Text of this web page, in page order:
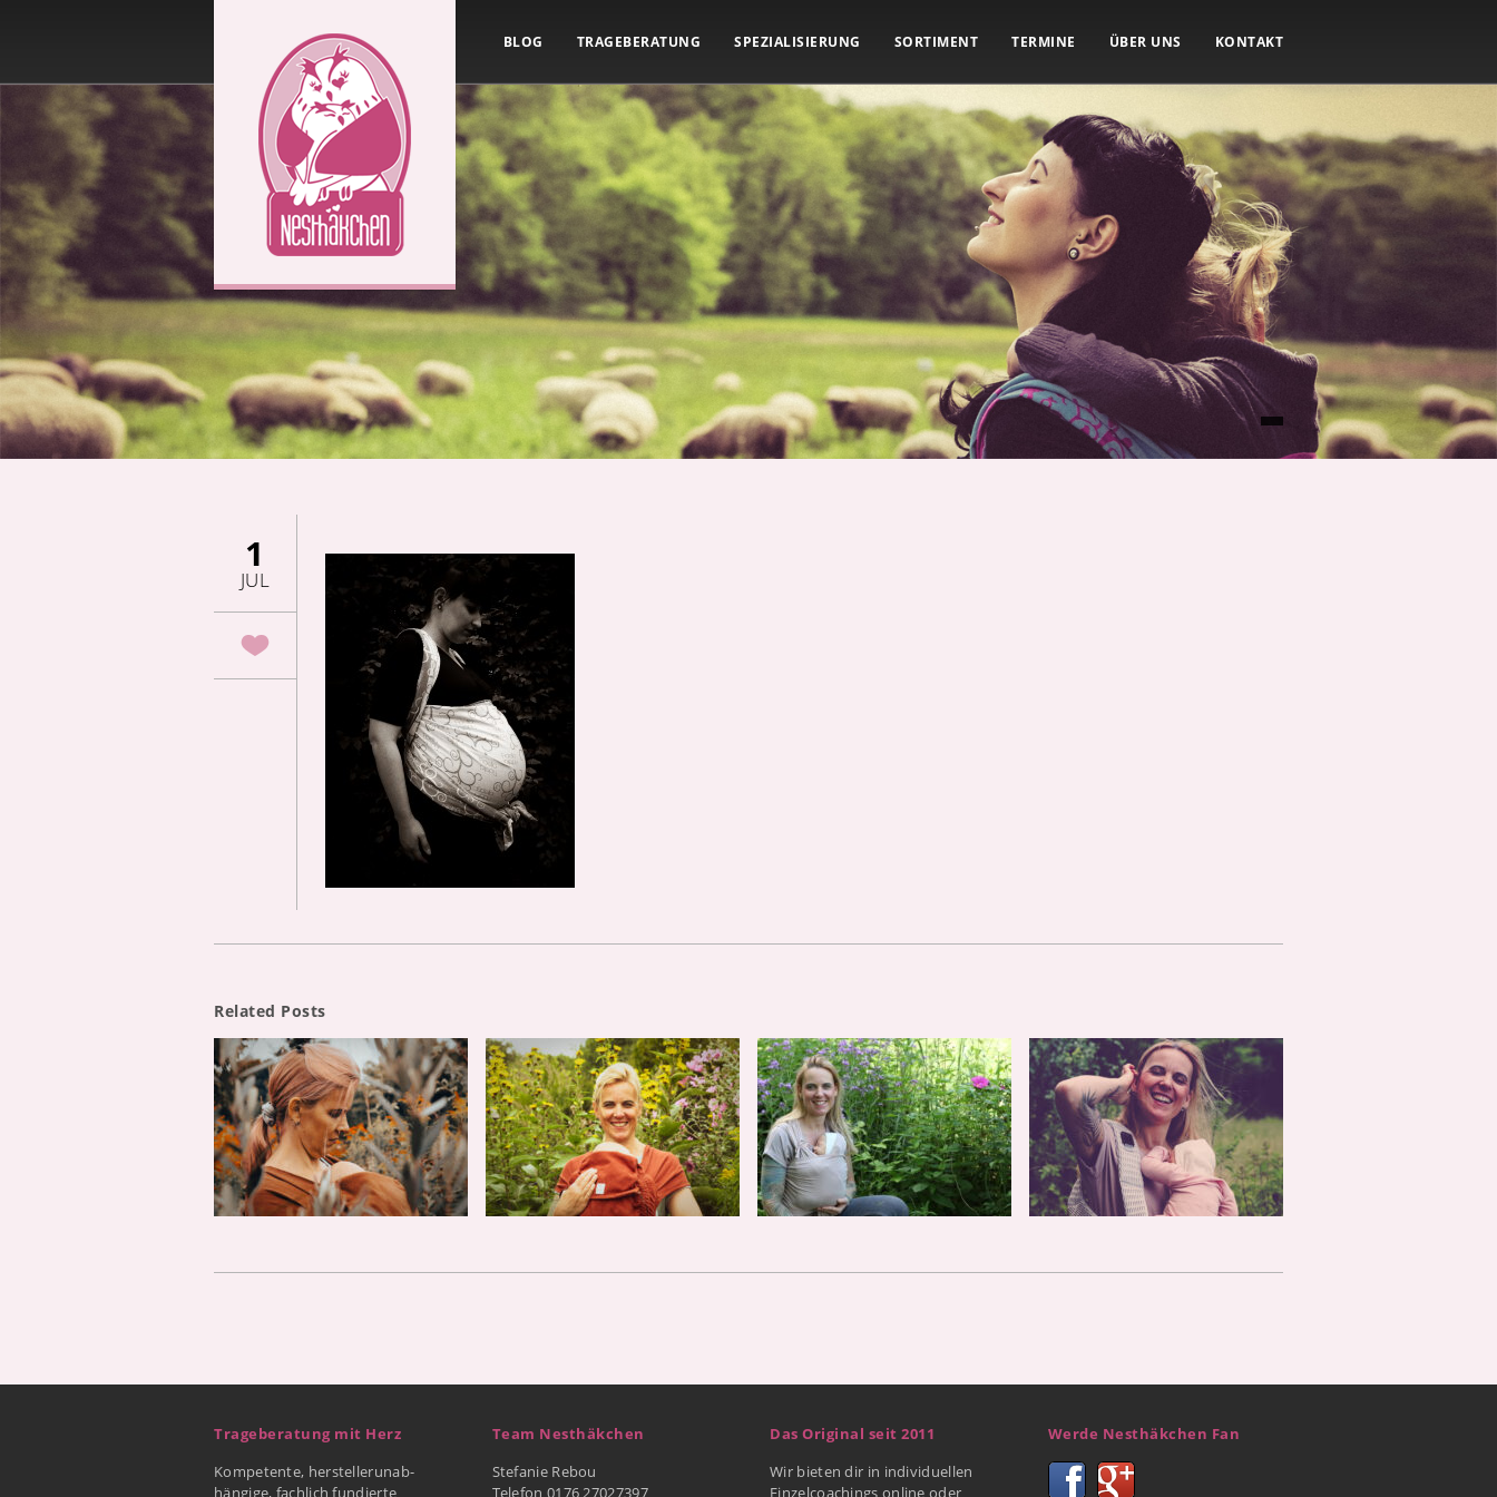
BLOG TRAGEBERATUNG SPEZIALISIERUNG SORTIMENT TERMINE ÜBER UNS KONTAKT
1
JUL
Related Posts
Trageberatung mit Herz
Kompetente, herstellerunab-
hängige, fachlich fundierte
Team Nesthäkchen
Stefanie Rebou
Telefon 0176 27027397
Das Original seit 2011
Wir bieten dir in individuellen
Einzelcoachings online oder
Werde Nesthäkchen Fan